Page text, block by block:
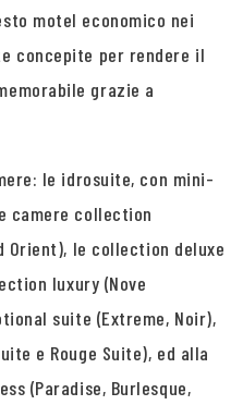
motel economico nei
concepite per rendere il
grazie a
le idrosuite, con mini-
camere collection
Orient), le collection deluxe
luxury (Nove
suite (Extreme, Noir),
e Rouge Suite), ed alla
(Paradise, Burlesque,